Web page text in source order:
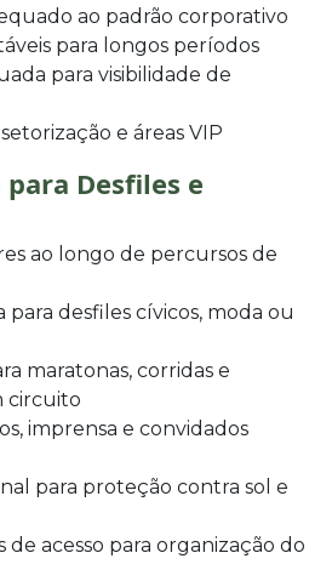
ao padrão corporativo
para longos períodos
para visibilidade de
e áreas VIP
Desfiles e
ao longo de percursos de
para desfiles cívicos, moda ou
maratonas, corridas e
circuito
imprensa e convidados
para proteção contra sol e
acesso para organização do